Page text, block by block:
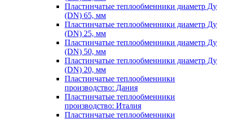
Пластинчатые теплообменники диаметр Ду
(DN) 65, мм
Пластинчатые теплообменники диаметр Ду
(DN) 25, мм
Пластинчатые теплообменники диаметр Ду
(DN) 50, мм
Пластинчатые теплообменники диаметр Ду
(DN) 20, мм
Пластинчатые теплообменники
производство: Дания
Пластинчатые теплообменники
производство: Италия
Пластинчатые теплообменники